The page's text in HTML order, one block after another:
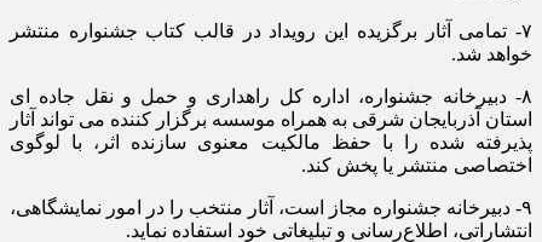
۷- تمامی آثار برگزیده این رویداد در قالب کتاب جشنواره منتشر
خواهد شد.
۸- دبیرخانه جشنواره، اداره کل راهداری و حمل و نقل جاده ای
استان آذربایجان شرقی به همراه موسسه برگزار کننده می تواند آثار
پذیرفته شده را با حفظ مالکیت معنوی سازنده اثر، با لوگوی
اختصاصی منتشر یا پخش کند.
۹- دبیرخانه جشنواره مجاز است، آثار منتخب را در امور نمایشگاهی،
انتشاراتی، اطلاع‌رسانی و تبلیغاتی خود استفاده نماید.